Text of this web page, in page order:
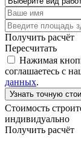
Получить расчёт
Пересчитать
Нажимая
соглашаетесь с
данных.
Узнать точную
Стоимость
индивидуально
Получить расчёт